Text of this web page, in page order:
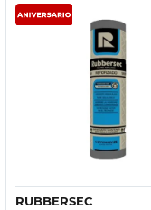
Vista rápida
RUBBERSEC